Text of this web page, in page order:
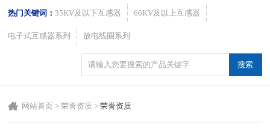
热门关键词：35KV及以下互感器 66KV及以上互感器
电子式互感器系列 放电线圈系列
网站首页 >荣誉资质 >荣誉资质